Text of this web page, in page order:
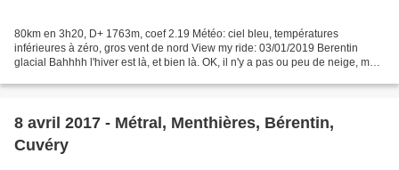
80km en 3h20, D+ 1763m, coef 2.19 Météo: ciel bleu, températures
inférieures à zéro, gros vent de nord View my ride: 03/01/2019 Berentin
glacial Bahhhh l'hiver est là, et bien là. OK, il n'y a pas ou peu de neige, mais
8 avril 2017 - Métral, Menthières, Bérentin,
Cuvéry